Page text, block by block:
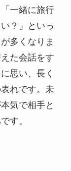
一緒に旅行
？」といっ
多くなりま
た会話をす
思い、長く
れです。未
気で相手と
す。